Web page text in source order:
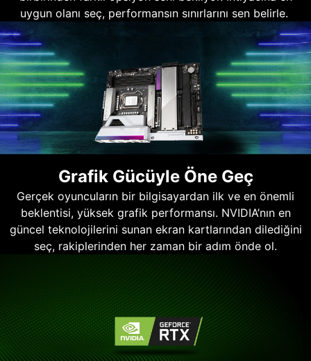
uygun olanı seç, performansın sınırlarını sen belirle.
Grafik Gücüyle Öne Geç
Gerçek oyuncuların bir bilgisayardan ilk ve en önemli
beklentisi, yüksek grafik performansı. NVIDIA’nın en
güncel teknolojilerini sunan ekran kartlarından dilediğini
seç, rakiplerinden her zaman bir adım önde ol.